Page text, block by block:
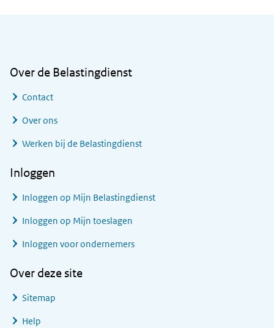
Over de Belastingdienst
Contact
Over ons
Werken bij de Belastingdienst
Inloggen
Inloggen op Mijn Belastingdienst
Inloggen op Mijn toeslagen
Inloggen voor ondernemers
Over deze site
Sitemap
Help